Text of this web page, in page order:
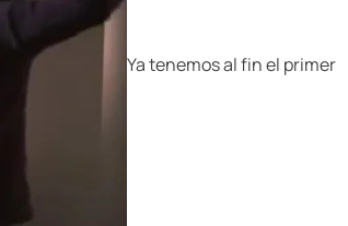
Ya tenemos al fin el primer